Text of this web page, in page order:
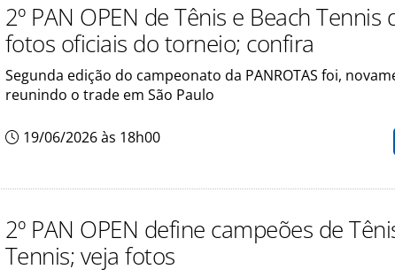
2º PAN OPEN de Tênis e Beach
fotos oficiais do torneio; confira
Segunda edição do campeonato da PANROTAS foi,
reunindo o trade em São Paulo
19/06/2026 às 18h00
2º PAN OPEN define campeões de
Tennis; veja fotos